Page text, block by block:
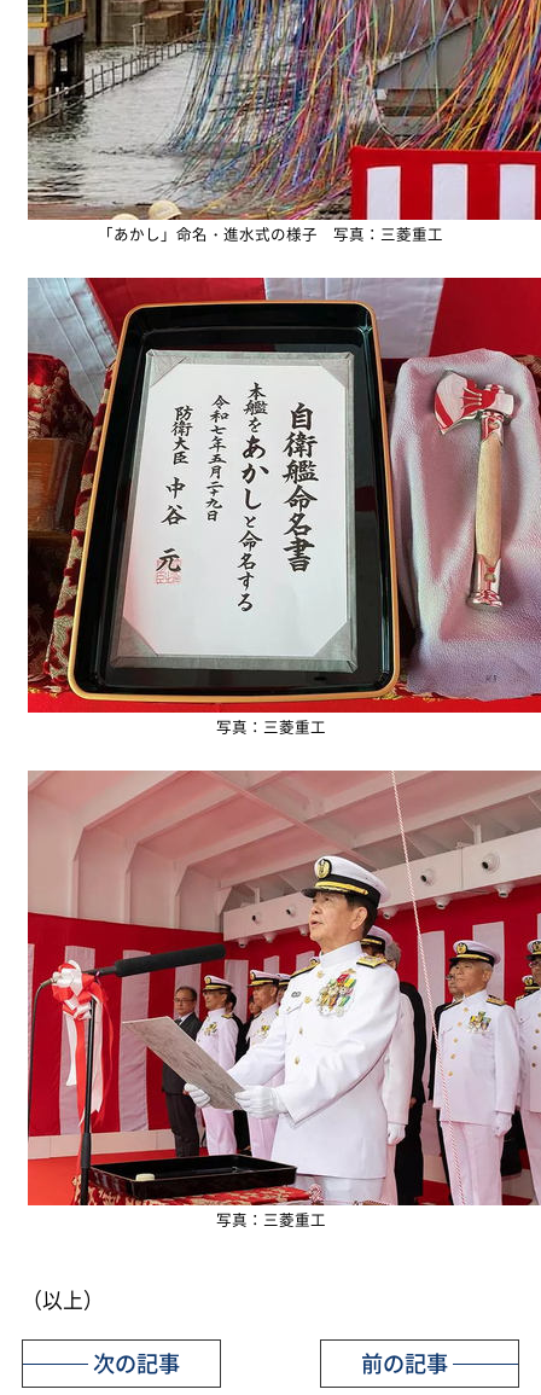
「あかし」命名・進水式の様子 写真：三菱重工
写真：三菱重工
写真：三菱重工
（以上）
前の記事
次の記事